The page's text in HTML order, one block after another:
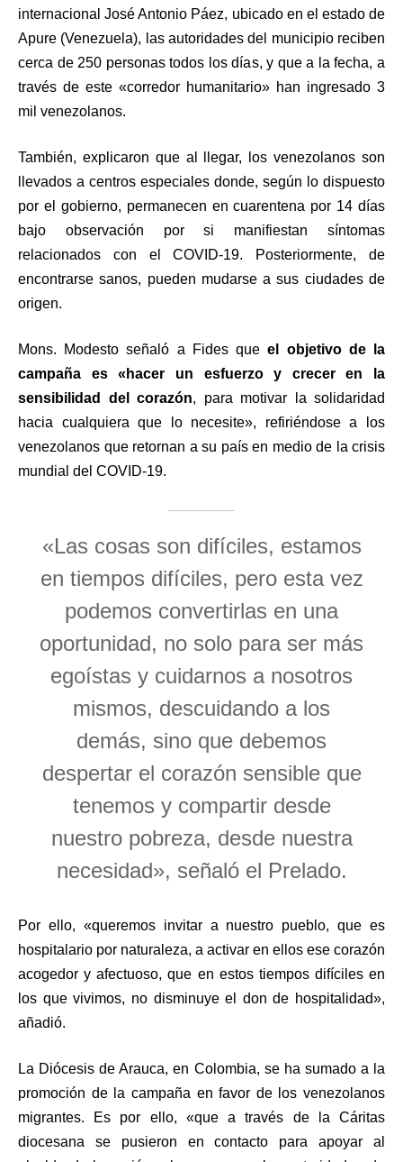
internacional José Antonio Páez, ubicado en el estado de
Apure (Venezuela), las autoridades del municipio reciben
cerca de 250 personas todos los días, y que a la fecha, a
través de este «corredor humanitario» han ingresado 3
mil venezolanos.
También, explicaron que al llegar, los venezolanos son
llevados a centros especiales donde, según lo dispuesto
por el gobierno, permanecen en cuarentena por 14 días
bajo observación por si manifiestan síntomas
relacionados con el COVID-19. Posteriormente, de
encontrarse sanos, pueden mudarse a sus ciudades de
origen.
Mons. Modesto señaló a Fides queel objetivo de la
campaña es «hacer un esfuerzo y crecer en la
sensibilidad del corazón, para motivar la solidaridad
hacia cualquiera que lo necesite», refiriéndose a los
venezolanos que retornan a su país en medio de la crisis
mundial del COVID-19.
«Las cosas son difíciles, estamos
en tiempos difíciles, pero esta vez
podemos convertirlas en una
oportunidad, no solo para ser más
egoístas y cuidarnos a nosotros
mismos, descuidando a los
demás, sino que debemos
despertar el corazón sensible que
tenemos y compartir desde
nuestro pobreza, desde nuestra
necesidad», señaló el Prelado.
Por ello, «queremos invitar a nuestro pueblo, que es
hospitalario por naturaleza, a activar en ellos ese corazón
acogedor y afectuoso, que en estos tiempos difíciles en
los que vivimos, no disminuye el don de hospitalidad»,
añadió.
La Diócesis de Arauca, en Colombia, se ha sumado a la
promoción de la campaña en favor de los venezolanos
migrantes. Es por ello, «que a través de la Cáritas
diocesana se pusieron en contacto para apoyar al